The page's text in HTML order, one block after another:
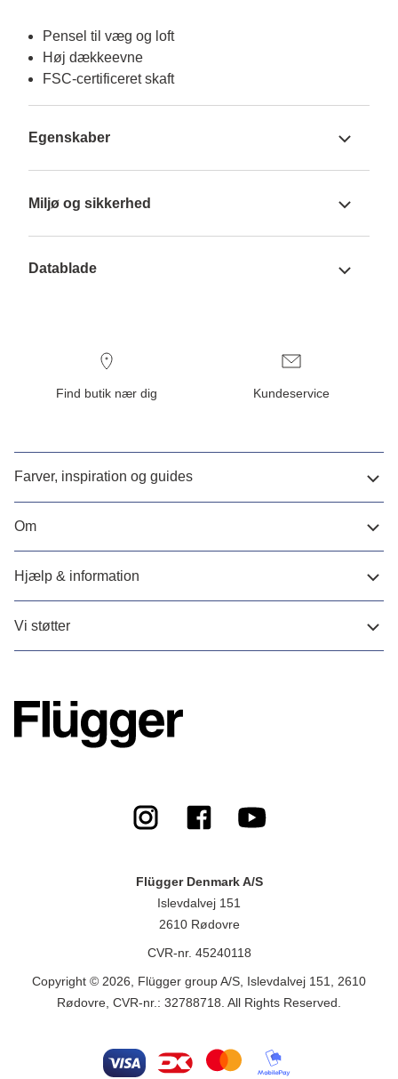
Pensel til væg og loft
Høj dækkeevne
FSC-certificeret skaft
Egenskaber
Miljø og sikkerhed
Datablade
Find butik nær dig Kundeservice
Farver, inspiration og guides
Om
Hjælp & information
Vi støtter
Flügger Denmark A/S
Islevdalvej 151
2610 Rødovre
CVR-nr. 45240118
Copyright © 2026, Flügger group A/S, Islevdalvej 151, 2610
Rødovre, CVR-nr.: 32788718. All Rights Reserved.